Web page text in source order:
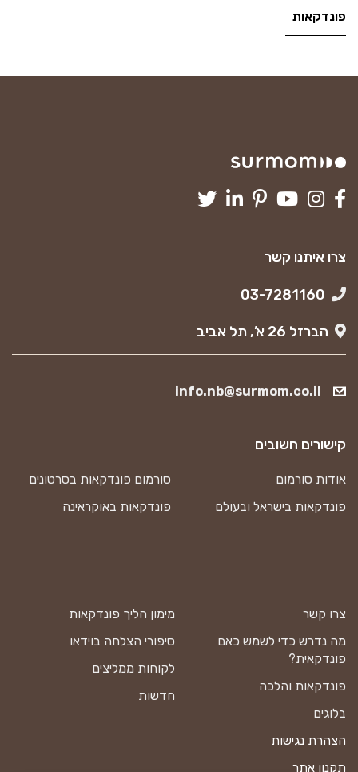
פונדקאות
צרו איתנו קשר
הברזל 26 א’, תל אביב
info.nb@surmom.co.il
צרו קשר
מה נדרש כדי לשמש כאם
פונדקאית?
פונדקאות והלכה
בלוגים
הצהרת נגישות
תקנון אתר
מימון הליך פונדקאות
סיפורי הצלחה בוידאו
לקוחות ממליצים
חדשות
קישורים חשובים
אודות סורמום
סורמום פונדקאות בסרטונים
פונדקאות בישראל ובעולם
פונדקאות באוקראינה